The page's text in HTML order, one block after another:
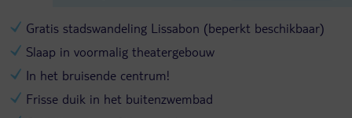
Gratis stadswandeling Lissabon (beperkt beschikbaar)
Slaap in voormalig theatergebouw
In het bruisende centrum!
Frisse duik in het buitenzwembad